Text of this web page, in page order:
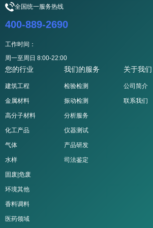
全国统一服务热线
400-889-2690
工作时间：
周一至周日 8:00-22:00
您的行业
建筑工程
金属材料
高分子材料
化工产品
气体
水样
固废|危废
环境其他
香料调料
医药领域
我们的服务
检验检测
振动检测
分析服务
仪器测试
产品研发
司法鉴定
关于我们
公司简介
联系我们